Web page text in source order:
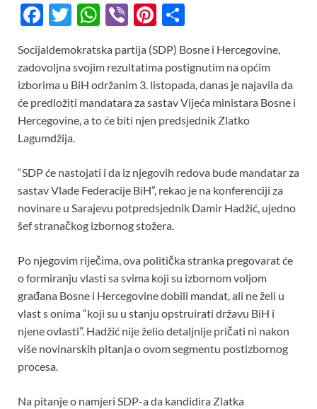
F
e
b
o
o
k
T
itt
er
W
at
s
A
p
Vi
er
Pi
nt
er
es
t
ar
e
Socijaldemokratska partija (SDP) Bosne i Hercegovine,
zadovoljna svojim rezultatima postignutim na općim
izborima u BiH održanim 3. listopada, danas je najavila da
će predložiti mandatara za sastav Vijeća ministara Bosne i
Hercegovine, a to će biti njen predsjednik Zlatko
Lagumdžija.
“SDP će nastojati i da iz njegovih redova bude mandatar za
sastav Vlade Federacije BiH”, rekao je na konferenciji za
novinare u Sarajevu potpredsjednik Damir Hadžić, ujedno
šef stranačkog izbornog stožera.
Po njegovim riječima, ova politička stranka pregovarat će
o formiranju vlasti sa svima koji su izbornom voljom
građana Bosne i Hercegovine dobili mandat, ali ne želi u
vlast s onima “koji su u stanju opstruirati državu BiH i
njene ovlasti”. Hadžić nije želio detaljnije pričati ni nakon
više novinarskih pitanja o ovom segmentu postizbornog
procesa.
Na pitanje o namjeri SDP-a da kandidira Zlatka